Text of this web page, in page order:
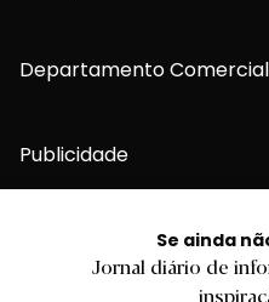
Se ainda
Jornal diário de
Departamento Comercial
Publicidade
Privacidade e Cookies